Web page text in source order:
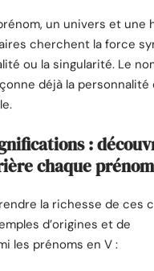
un univers et une
cherchent la force
ou la singularité. Le
déjà la personnalité
:
chaque
la richesse de ces
d’origines et de
les prénoms en V :